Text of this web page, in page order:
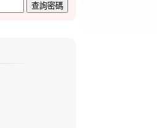
查詢密碼